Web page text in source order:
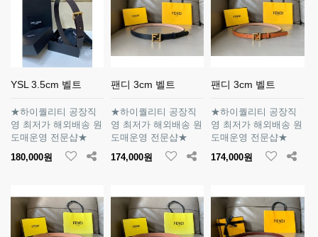
YSL 3.5cm 벨트
★하이퀄리티 공장직
영 최저가 해외배송 원
도매운영 전문샵★
180,000원
팬디 3cm 벨트
★하이퀄리티 공장직
영 최저가 해외배송 원
도매운영 전문샵★
174,000원
팬디 3cm 벨트
★하이퀄리티 공장직
영 최저가 해외배송 원
도매운영 전문샵★
174,000원